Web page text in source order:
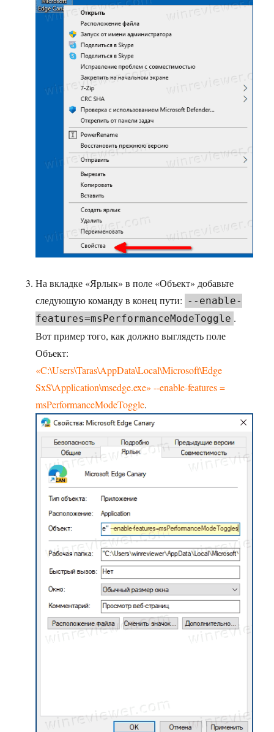
На вкладке «Ярлык» в поле «Объект» добавьте
следующую команду в конец пути: --enable-
features=msPerformanceModeToggle .
Вот пример того, как должно выглядеть поле
Объект:
«C:\Users\Taras\AppData\Local\Microsoft\Edge
SxS\Application\msedge.exe» --enable-features =
msPerformanceModeToggle.